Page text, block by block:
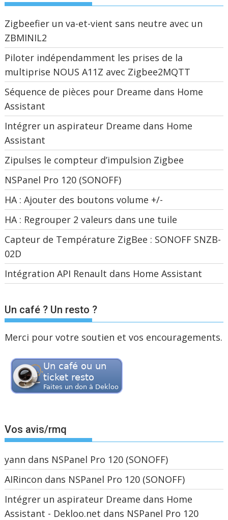
Zigbeefier un va-et-vient sans neutre avec un
ZBMINIL2
Piloter indépendamment les prises de la
multiprise NOUS A11Z avec Zigbee2MQTT
Séquence de pièces pour Dreame dans Home
Assistant
Intégrer un aspirateur Dreame dans Home
Assistant
Zipulses le compteur d’impulsion Zigbee
NSPanel Pro 120 (SONOFF)
HA : Ajouter des boutons volume +/-
HA : Regrouper 2 valeurs dans une tuile
Capteur de Température ZigBee : SONOFF SNZB-
02D
Intégration API Renault dans Home Assistant
Un café ? Un resto ?
Merci pour votre soutien et vos encouragements.
Vos avis/rmq
yann dans NSPanel Pro 120 (SONOFF)
AIRincon dans NSPanel Pro 120 (SONOFF)
Intégrer un aspirateur Dreame dans Home
Assistant - Dekloo.net dans NSPanel Pro 120